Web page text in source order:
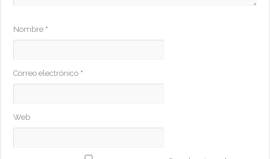
Nombre *
Correo electrónico *
Web